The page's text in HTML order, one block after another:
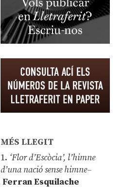
MÉS LLEGIT
1. ‘Flor d’Escòcia’, l’himne
d’una nació sense himne–
Ferran Esquilache